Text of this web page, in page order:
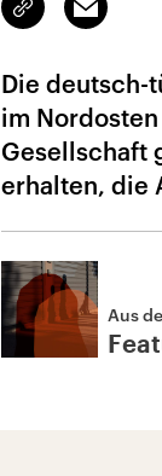
kopieren/teilen
Die deutsch-
im
Gesellschaft
erhalten, die
Aus